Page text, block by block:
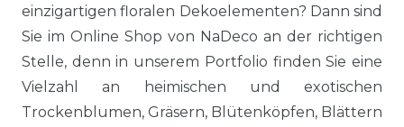
einzigartigen floralen Dekoelementen? Dann sind
Sie im Online Shop von NaDeco an der richtigen
Stelle, denn in unserem Portfolio finden Sie eine
Vielzahl an heimischen und exotischen
Trockenblumen, Gräsern, Blütenköpfen, Blättern